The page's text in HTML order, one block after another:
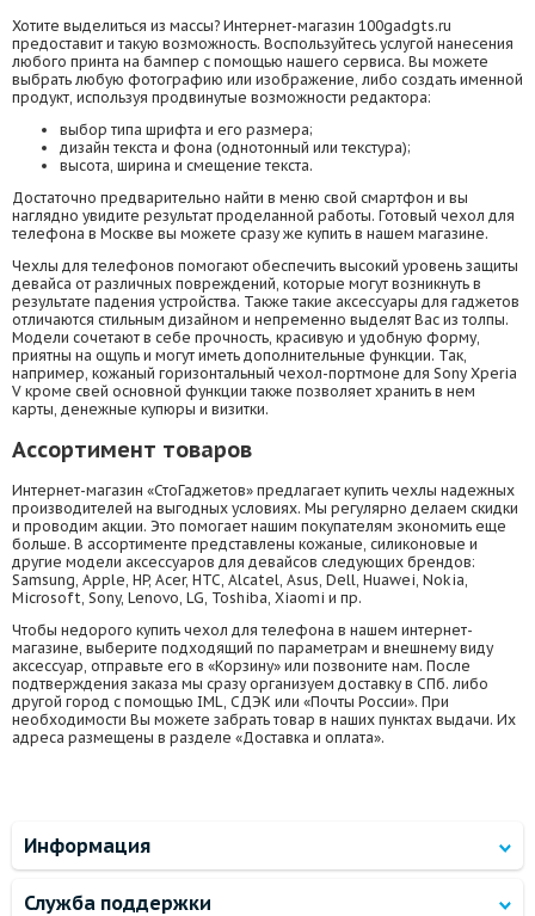
Хотите выделиться из массы? Интернет-магазин 100gadgts.ru
предоставит и такую возможность. Воспользуйтесь услугой нанесения
любого принта на бампер с помощью нашего сервиса. Вы можете
выбрать любую фотографию или изображение, либо создать именной
продукт, используя продвинутые возможности редактора:
выбор типа шрифта и его размера;
дизайн текста и фона (однотонный или текстура);
высота, ширина и смещение текста.
Достаточно предварительно найти в меню свой смартфон и вы
наглядно увидите результат проделанной работы. Готовый чехол для
телефона в Москве вы можете сразу же купить в нашем магазине.
Чехлы для телефонов помогают обеспечить высокий уровень защиты
девайса от различных повреждений, которые могут возникнуть в
результате падения устройства. Также такие аксессуары для гаджетов
отличаются стильным дизайном и непременно выделят Вас из толпы.
Модели сочетают в себе прочность, красивую и удобную форму,
приятны на ощупь и могут иметь дополнительные функции. Так,
например, кожаный горизонтальный чехол-портмоне для Sony Xperia
V кроме свей основной функции также позволяет хранить в нем
карты, денежные купюры и визитки.
Ассортимент товаров
Интернет-магазин «СтоГаджетов» предлагает купить чехлы надежных
производителей на выгодных условиях. Мы регулярно делаем скидки
и проводим акции. Это помогает нашим покупателям экономить еще
больше. В ассортименте представлены кожаные, силиконовые и
другие модели аксессуаров для девайсов следующих брендов:
Samsung, Apple, HP, Acer, HTC, Alcatel, Asus, Dell, Huawei, Nokia,
Microsoft, Sony, Lenovo, LG, Toshiba, Xiaomi и пр.
Чтобы недорого купить чехол для телефона в нашем интернет-
магазине, выберите подходящий по параметрам и внешнему виду
аксессуар, отправьте его в «Корзину» или позвоните нам. После
подтверждения заказа мы сразу организуем доставку в СПб. либо
другой город с помощью IML, СДЭК или «Почты России». При
необходимости Вы можете забрать товар в наших пунктах выдачи. Их
адреса размещены в разделе «Доставка и оплата».
Информация
Служба поддержки